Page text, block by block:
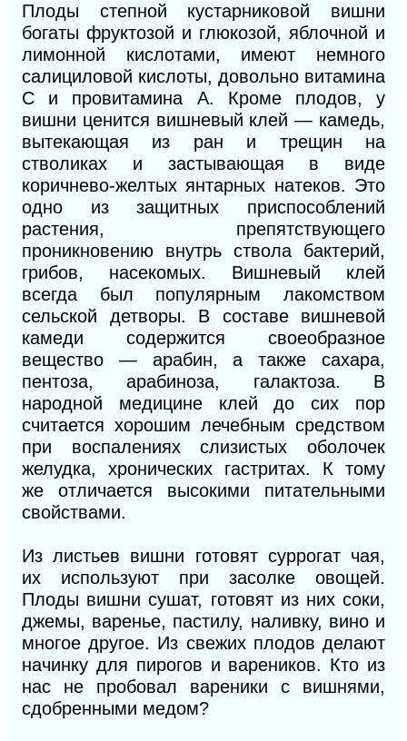
Плоды степной кустарниковой вишни
богаты фруктозой и глюкозой, яблочной и
лимонной кислотами, имеют немного
салициловой кислоты, довольно витамина
С и провитамина А. Кроме плодов, у
вишни ценится вишневый клей — камедь,
вытекающая из ран и трещин на
стволиках и застывающая в виде
коричнево-желтых янтарных натеков. Это
одно из защитных приспособлений
растения, препятствующего
проникновению внутрь ствола бактерий,
грибов, насекомых. Вишневый клей
всегда был популярным лакомством
сельской детворы. В составе вишневой
камеди содержится своеобразное
вещество — арабин, а также сахара,
пентоза, арабиноза, галактоза. В
народной медицине клей до сих пор
считается хорошим лечебным средством
при воспалениях слизистых оболочек
желудка, хронических гастритах. К тому
же отличается высокими питательными
свойствами.
Из листьев вишни готовят суррогат чая,
их используют при засолке овощей.
Плоды вишни сушат, готовят из них соки,
джемы, варенье, пастилу, наливку, вино и
многое другое. Из свежих плодов делают
начинку для пирогов и вареников. Кто из
нас не пробовал вареники с вишнями,
сдобренными медом?